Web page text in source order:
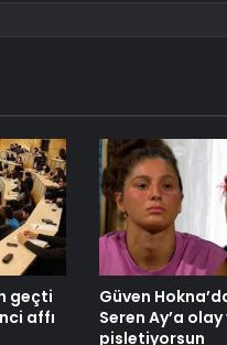
geçti
affı
Güven
Seren Ay’a
pisletiyorsun